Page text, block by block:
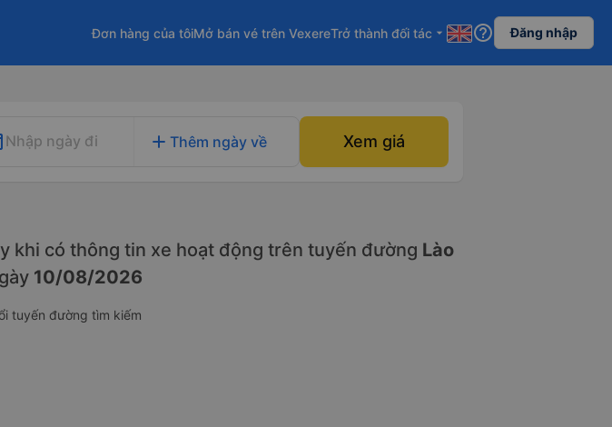
Đơn hàng của tôiMở bán vé trên VexereTrở thành đối tác arrow_drop_down help_outline Đăng nhập
Nhập ngày đi add Thêm ngày về Xem giá
khi có thông tin xe hoạt động trên tuyến đường Lào
10/08/2026
tuyến đường tìm kiếm